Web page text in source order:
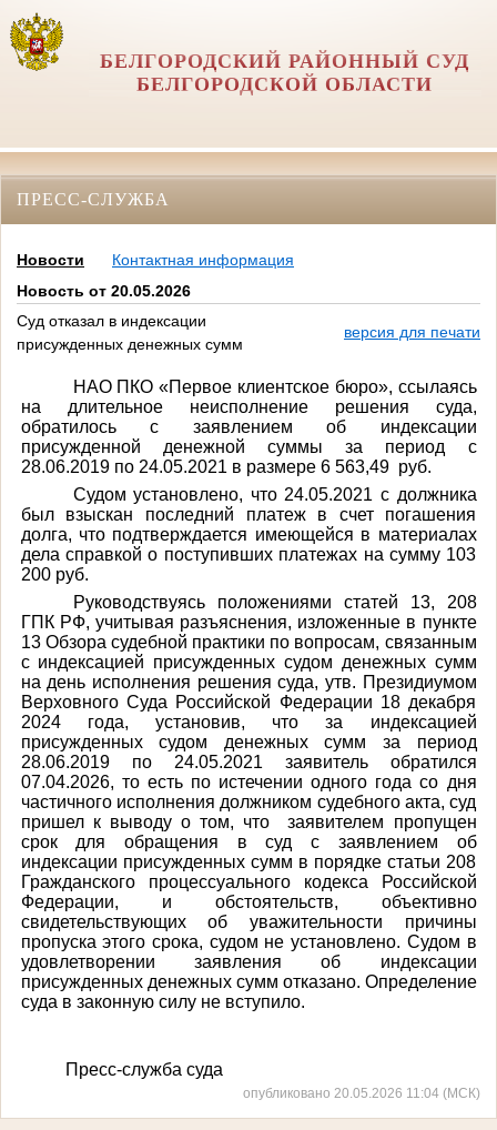
БЕЛГОРОДСКИЙ РАЙОННЫЙ СУД
БЕЛГОРОДСКОЙ ОБЛАСТИ
ПРЕСС-СЛУЖБА
Новости
Контактная информация
Новость от 20.05.2026
Суд отказал в индексации
присужденных денежных сумм
версия для печати
НАО ПКО «Первое клиентское бюро», ссылаясь
на длительное неисполнение решения суда,
обратилось с заявлением об индексации
присужденной денежной суммы за период с
28.06.2019 по 24.05.2021 в размере 6 563,49 руб.
Судом установлено, что 24.05.2021 с должника
был взыскан последний платеж в счет погашения
долга, что подтверждается имеющейся в материалах
дела справкой о поступивших платежах на сумму 103
200 руб.
Руководствуясь положениями статей 13, 208
ГПК РФ, учитывая разъяснения, изложенные в пункте
13 Обзора судебной практики по вопросам, связанным
с индексацией присужденных судом денежных сумм
на день исполнения решения суда, утв. Президиумом
Верховного Суда Российской Федерации 18 декабря
2024 года, установив, что за индексацией
присужденных судом денежных сумм за период
28.06.2019 по 24.05.2021 заявитель обратился
07.04.2026, то есть по истечении одного года со дня
частичного исполнения должником судебного акта, суд
пришел к выводу о том, что заявителем пропущен
срок для обращения в суд с заявлением об
индексации присужденных сумм в порядке статьи 208
Гражданского процессуального кодекса Российской
Федерации, и обстоятельств, объективно
свидетельствующих об уважительности причины
пропуска этого срока, судом не установлено. Судом в
удовлетворении заявления об индексации
присужденных денежных сумм отказано. Определение
суда в законную силу не вступило.
Пресс-служба суда
опубликовано 20.05.2026 11:04 (МСК)